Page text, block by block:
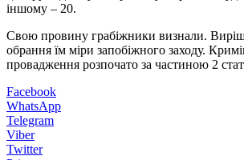
іншому – 20.
Свою провину грабіжники визнали.
обрання їм міри запобіжного заходу.
провадження розпочато за частиною 2
Facebook
WhatsApp
Telegram
Viber
Twitter